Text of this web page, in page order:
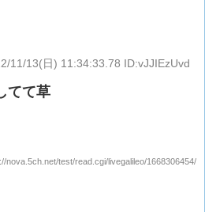
11/13(日) 11:34:33.78 ID:vJJIEzUvd
てて草
nova.5ch.net/test/read.cgi/livegalileo/1668306454/